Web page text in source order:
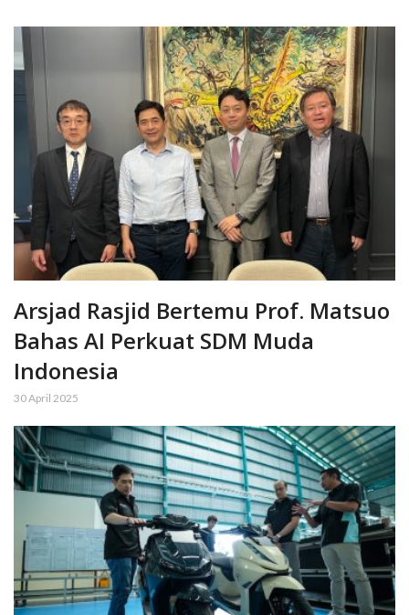
Arsjad Rasjid Bertemu Prof. Matsuo
Bahas AI Perkuat SDM Muda
Indonesia
30 April 2025